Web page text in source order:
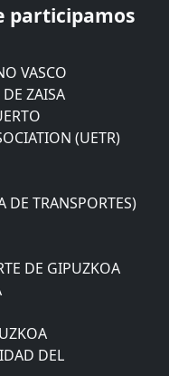
participamos
VASCO
ZAISA
(UETR)
DE TRANSPORTES)
DE GIPUZKOA
DEL